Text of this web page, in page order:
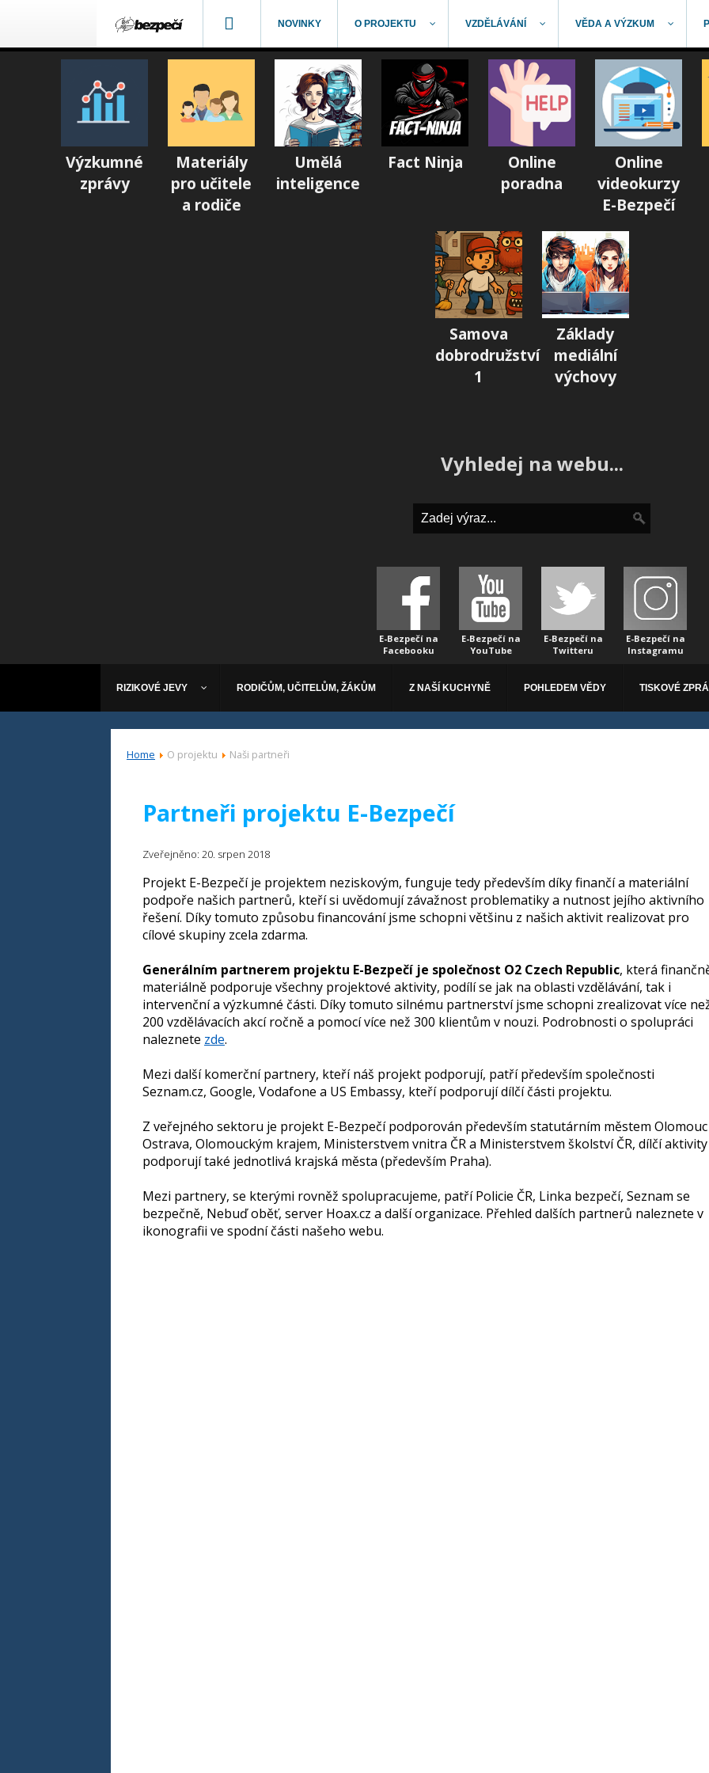
NOVINKY O PROJEKTU VZDĚLÁVÁNÍ VĚDA A VÝZKUM
Výzkumné
zprávy
Materiály
pro učitele
a rodiče
Umělá
inteligence
Fact Ninja
Online
poradna
Online
videokurzy
E-Bezpečí
Samova
dobrodružství
1
Základy
mediální
výchovy
Vyhledej na webu...
E-Bezpečí na
Facebooku
E-Bezpečí na
YouTube
E-Bezpečí na
Twitteru
E-Bezpečí na
Instagramu
RIZIKOVÉ JEVY RODIČŮM, UČITELŮM, ŽÁKŮM Z NAŠÍ KUCHYNĚ POHLEDEM VĚDY TISKOVÉ
Home O projektu Naši partneři
Partneři projektu E-Bezpečí
Zveřejněno: 20. srpen 2018
Projekt E-Bezpečí je projektem neziskovým, funguje tedy především díky finančí a materiální
podpoře našich partnerů, kteří si uvědomují závažnost problematiky a nutnost jejího aktivního
řešení. Díky tomuto způsobu financování jsme schopni většinu z našich aktivit realizovat pro
cílové skupiny zcela zdarma.
Generálním partnerem projektu E-Bezpečí je společnost O2 Czech Republic, která
materiálně podporuje všechny projektové aktivity, podílí se jak na oblasti vzdělávání, tak i
intervenční a výzkumné části. Díky tomuto silnému partnerství jsme schopni zrealizovat více
200 vzdělávacích akcí ročně a pomocí více než 300 klientům v nouzi. Podrobnosti o spolupráci
naleznete zde.
Mezi další komerční partnery, kteří náš projekt podporují, patří především společnosti
Seznam.cz, Google, Vodafone a US Embassy, kteří podporují dílčí části projektu.
Z veřejného sektoru je projekt E-Bezpečí podporován především statutárním městem
Ostrava, Olomouckým krajem, Ministerstvem vnitra ČR a Ministerstvem školství ČR, dílčí aktivity
podporují také jednotlivá krajská města (především Praha).
Mezi partnery, se kterými rovněž spolupracujeme, patří Policie ČR, Linka bezpečí, Seznam se
bezpečně, Nebuď oběť, server Hoax.cz a další organizace. Přehled dalších partnerů naleznete v
ikonografii ve spodní části našeho webu.